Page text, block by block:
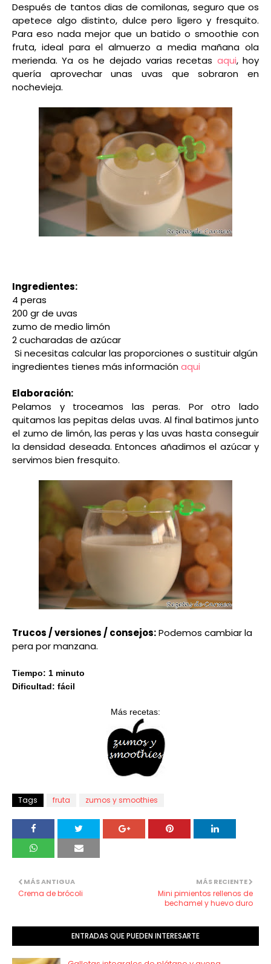
Después de tantos dias de comilonas, seguro que os
apetece algo distinto, dulce pero ligero y fresquito.
Para eso nada mejor que un batido o smoothie con
fruta, ideal para el almuerzo a media mañana ola
merienda. Ya os he dejado varias recetas aqui, hoy
quería aprovechar unas uvas que sobraron en
nochevieja.
Ingredientes:
4 peras
200 gr de uvas
zumo de medio limón
2 cucharadas de azúcar
Si necesitas calcular las proporciones o sustituir algún
ingredientes tienes más informaciónaqui
Elaboración:
Pelamos y troceamos las peras. Por otro lado
quitamos las pepitas delas uvas. Al final batimos junto
el zumo de limón, las peras y las uvas hasta conseguir
la densidad deseada. Entonces añadimos el azúcar y
servimos bien fresquito.
Trucos / versiones / consejos:Podemos cambiar la
pera por manzana.
Tiempo: 1 minuto
Dificultad: fácil
Más recetas:
Tags fruta zumos y smoothies
MÁS RECIENTE
Mini pimientos rellenos de
bechamel y huevo duro
MÁS ANTIGUA
Crema de brócoli
ENTRADAS QUE PUEDEN INTERESARTE